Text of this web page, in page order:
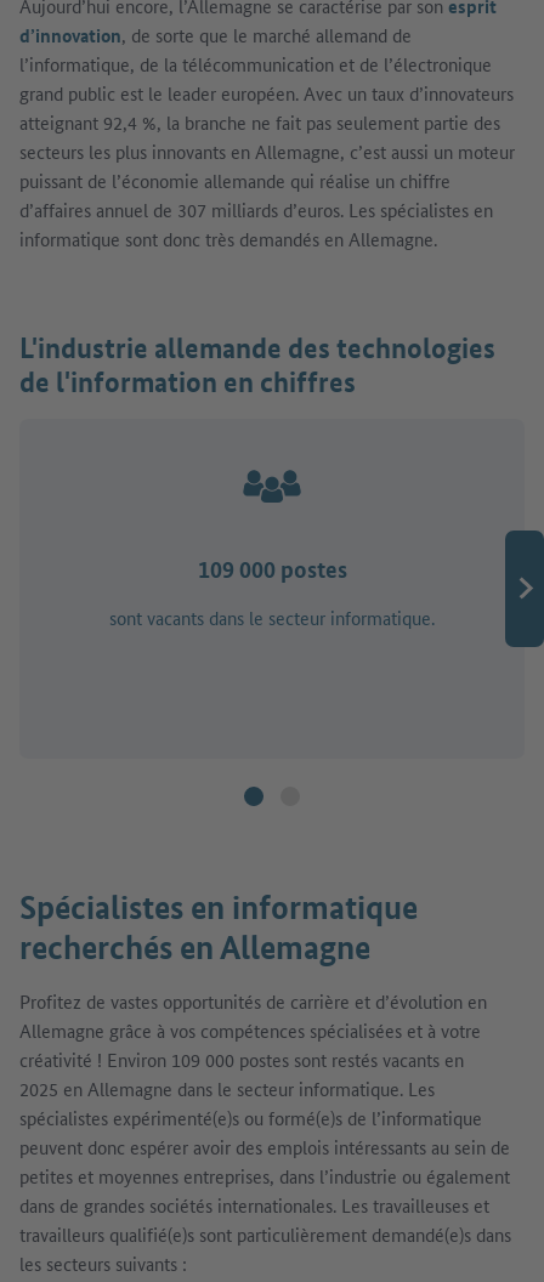
esprit
d’innovation, de sorte que le marché allemand de
l’informatique, de la télécommunication et de l’électronique
grand public est le leader européen. Avec un taux d’innovateurs
atteignant 92,4 %, la branche ne fait pas seulement partie des
secteurs les plus innovants en Allemagne, c’est aussi un moteur
puissant de l’économie allemande qui réalise un chiffre
d’affaires annuel de 307 milliards d’euros. Les spécialistes en
informatique sont donc très demandés en Allemagne.
L'industrie allemande des technologies
de l'information en chiffres
109 000 postes
sont vacants dans le secteur informatique.
Spécialistes en informatique
recherchés en Allemagne
Profitez de vastes opportunités de carrière et d’évolution en
Allemagne grâce à vos compétences spécialisées et à votre
créativité ! Environ 109 000 postes sont restés vacants en
2025 en Allemagne dans le secteur informatique. Les
spécialistes expérimenté(e)s ou formé(e)s de l’informatique
peuvent donc espérer avoir des emplois intéressants au sein de
petites et moyennes entreprises, dans l’industrie ou également
dans de grandes sociétés internationales. Les travailleuses et
travailleurs qualifié(e)s sont particulièrement demandé(e)s dans
les secteurs suivants :